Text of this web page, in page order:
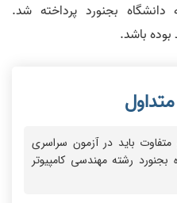
دانشگاه بجنورد پرداخته شد.
بوده باشد.
باید در آزمون سراسری
رشته مهندسی کامپیوتر